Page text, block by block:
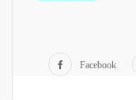
Facebook